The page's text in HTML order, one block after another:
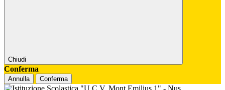
Chiudi
Conferma
Annulla Conferma